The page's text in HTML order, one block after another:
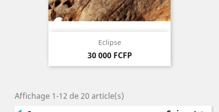
Eclipse
Prix
30 000 FCFP
Affichage 1-12 de 20 article(s)